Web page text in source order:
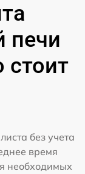
печи
стоит
без учета
время
необходимых